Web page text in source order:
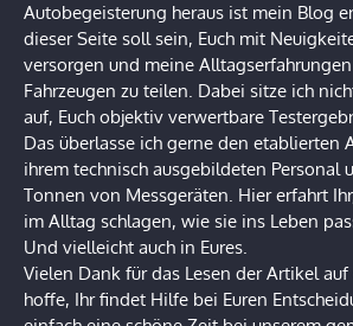
Autobegeisterung heraus ist mein Blog
dieser Seite soll sein, Euch mit
versorgen und meine
Fahrzeugen zu teilen. Dabei sitze ich
auf, Euch objektiv verwertbare
Das überlasse ich gerne den etablierten
ihrem technisch ausgebildeten Personal
Tonnen von Messgeräten. Hier erfahrt
im Alltag schlagen, wie sie ins Leben
Und vielleicht auch in Eures.
Vielen Dank für das Lesen der Artikel
hoffe, Ihr findet Hilfe bei Euren